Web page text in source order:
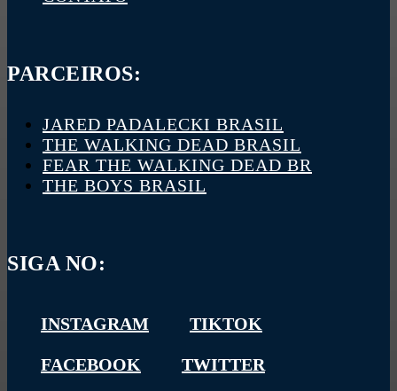
PARCEIROS:
JARED PADALECKI BRASIL
THE WALKING DEAD BRASIL
FEAR THE WALKING DEAD BR
THE BOYS BRASIL
SIGA NO:
INSTAGRAM TIKTOK
FACEBOOK TWITTER